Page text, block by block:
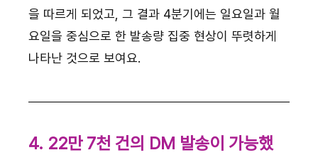
을 따르게 되었고, 그 결과 4분기에는 일요일과 월
요일을 중심으로 한 발송량 집중 현상이 뚜렷하게
나타난 것으로 보여요.
4. 22만 7천 건의 DM 발송이 가능했